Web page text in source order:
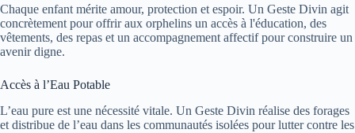
Chaque enfant mérite amour, protection et espoir. Un Geste Divin agit
concrètement pour offrir aux orphelins un accès à l'éducation, des
vêtements, des repas et un accompagnement affectif pour construire un
avenir digne.
Accès à l’Eau Potable
L’eau pure est une nécessité vitale. Un Geste Divin réalise des forages
et distribue de l’eau dans les communautés isolées pour lutter contre les